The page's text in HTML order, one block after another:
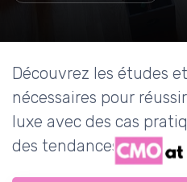
Découvrez les études
nécessaires pour
luxe avec des cas
des tendances